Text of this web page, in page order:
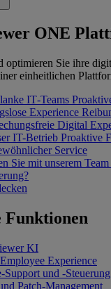
ONE
optimieren Sie ihre
einheitlichen
IT‐Teams
Experience
Digital
IT-Betrieb Proaktive
Service
Sie mit unserem Team
Funktionen
KI
Experience
Support und -Steuerung
Patch-Management